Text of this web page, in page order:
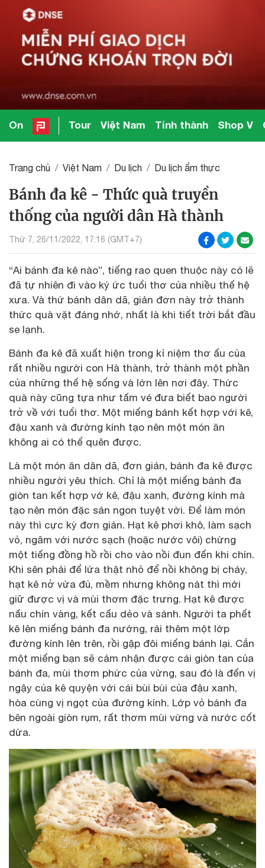
On Tour Việt Nam Tỉnh thành Shop V
Trang chủ Việt Nam Du lịch Du lịch ẩm thực
Bánh đa kê - Thức quà truyền
thống của người dân Hà thành
Thứ 7, 26/11/2022, 17:16 (GMT+7)
“Ai bánh đa kê nào”, tiếng rao quen thuộc này có lẽ
đã tự nhiên đi vào ký ức tuổi thơ của nhiều thế hệ
xưa. Và thứ bánh dân dã, giản đơn này trở thành
thức quà vặt đáng nhớ, nhất là khi tiết trời bắt đầu
se lạnh.
Bánh đa kê đã xuất hiện trong kỉ niệm thơ ấu của
rất nhiều người con Hà thành, trở thành một phần
của những thế hệ sống và lớn lên nơi đây. Thức
quà này cũng tựa như tấm vé đưa biết bao người
trở về với tuổi thơ. Một miếng bánh kết hợp với kê,
đậu xanh và đường kính tạo nên một món ăn
không ai có thể quên được.
Là một món ăn dân dã, đơn giản, bánh đa kê được
nhiều người yêu thích. Chỉ là một miếng bánh đa
giòn tan kết hợp vớ kê, đậu xanh, đường kính mà
tạo nên món đặc sản ngon tuyệt vời. Để làm món
này thì cực kỳ đơn giản. Hạt kê phơi khô, làm sạch
vỏ, ngâm với nước sạch (hoặc nước vôi) chừng
một tiếng đồng hồ rồi cho vào nồi đun đến khi chín.
Khi sên phải để lửa thật nhỏ để nồi không bị cháy,
hạt kê nở vừa đủ, mềm nhưng không nát thì mới
giữ được vị và mùi thơm đặc trưng. Hạt kê được
nấu chín vàng, kết cấu dẻo và sánh. Người ta phết
kê lên miếng bánh đa nướng, rải thêm một lớp
đường kính lên trên, rồi gập đôi miếng bánh lại. Cắn
một miếng bạn sẽ cảm nhận được cái giòn tan của
bánh đa, mùi thơm phức của vừng, sau đó là đến vị
ngậy của kê quyện với cái bùi bùi của đậu xanh,
hòa cùng vị ngọt của đường kính. Lớp vỏ bánh đa
bên ngoài giòn rụm, rất thơm mùi vừng và nước cốt
dừa.